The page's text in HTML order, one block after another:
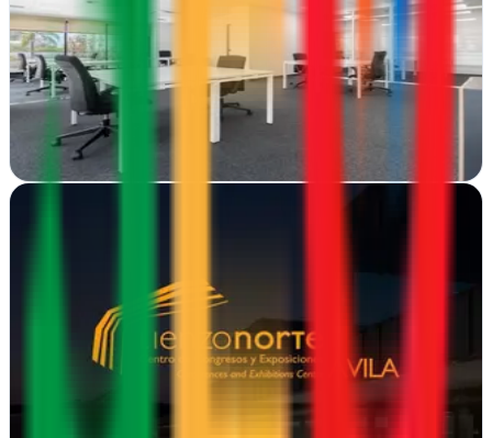
Ávila
RcomSolutions lleva el marketing digital abulense a nuevas alturas
con estrategias personalizadas que convierten visitas en ventas
Ver ficha completa
Diseña webs, tiendas online y apps desde Ávila. Ziddea crea
soluciones digitales completas con marketing integrado y contenidos
estratégicos para tu…